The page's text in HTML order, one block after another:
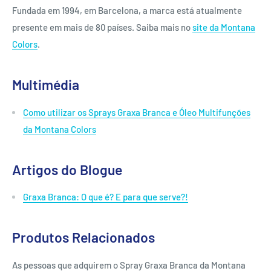
Fundada em 1994, em Barcelona, a marca está atualmente
presente em mais de 80 países. Saiba mais nosite da Montana
Colors.
Multimédia
Como utilizar os Sprays Graxa Branca e Óleo Multifunções
da Montana Colors
Artigos do Blogue
Graxa Branca: O que é? E para que serve?!
Produtos Relacionados
As pessoas que adquirem o Spray Graxa Branca da Montana